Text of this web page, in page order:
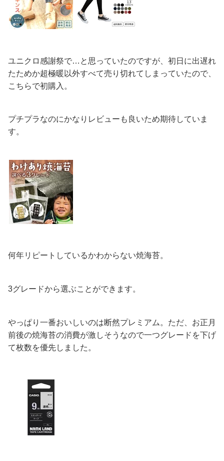
ユニクロ感謝祭で…と思っていたのですが、初日に出遅れ
たためか超極暖以外すべて売り切れてしまっていたので、
こちらで初購入。
プチプラなのにかなりレビューも良いため期待していま
す。
何年リピートしているかわからない焼海苔。
3グレードから選ぶことができます。
やっぱり一番おいしいのは断然プレミアム。ただ、お正月
前後の焼海苔の消費が激しそうなので一つグレードを下げ
て枚数を優先しました。